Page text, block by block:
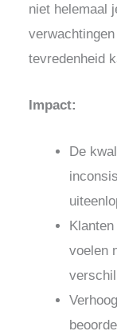
niet helemaal
tevredenheid
Impact:
De
voelen